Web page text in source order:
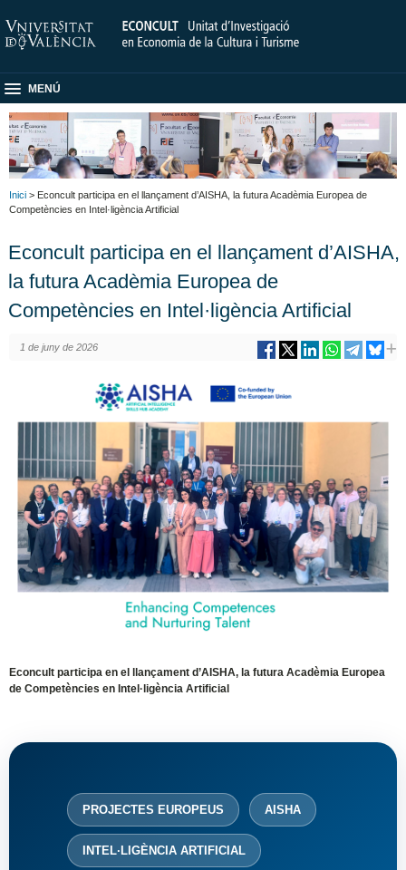
MENÚ
Inici > Econcult participa en el llançament d’AISHA, la futura Acadèmia Europea de
Competències en Intel·ligència Artificial
Econcult participa en el llançament d’AISHA,
la futura Acadèmia Europea de
Competències en Intel·ligència Artificial
1 de juny de 2026
Econcult participa en el llançament d’AISHA, la futura Acadèmia Europea
de Competències en Intel·ligència Artificial
PROJECTES EUROPEUS AISHA
INTEL·LIGÈNCIA ARTIFICIAL